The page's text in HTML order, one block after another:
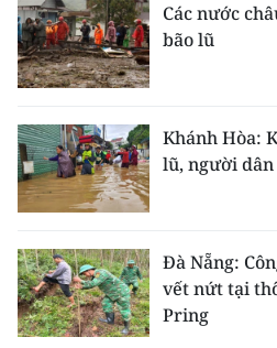
Media Xã hội
Media Pháp luật
Media Du lịch
Media Thế giới
Media Giáo dục
Media Y tế
Các nước
bão lũ
Khánh Hòa:
lũ, người
Đà Nẵng:
vết nứt tại
Pring